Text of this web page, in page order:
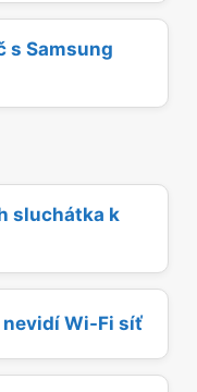
s Samsung
sluchátka k
nevidí Wi-Fi síť